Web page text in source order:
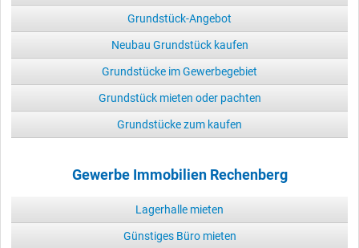
Grundstück-Angebot
Neubau Grundstück kaufen
Grundstücke im Gewerbegebiet
Grundstück mieten oder pachten
Grundstücke zum kaufen
Gewerbe Immobilien Rechenberg
Lagerhalle mieten
Günstiges Büro mieten